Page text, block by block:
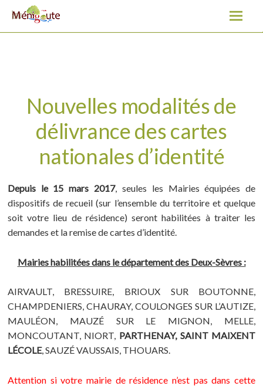
Nouvelles modalités de délivrance des cartes nationales
d’identitéA
l
u
c
o
n
e
n
Nouvelles modalités de
délivrance des cartes
nationales d’identité
Depuis le 15 mars 2017, seules les Mairies équipées de
dispositifs de recueil (sur l’ensemble du territoire et quelque
soit votre lieu de résidence) seront habilitées à traiter les
demandes et la remise de cartes d’identité.
Mairies habilitées dans le département des Deux-Sèvres :
AIRVAULT, BRESSUIRE, BRIOUX SUR BOUTONNE,
CHAMPDENIERS, CHAURAY, COULONGES SUR L’AUTIZE,
MAULÉON, MAUZÉ SUR LE MIGNON, MELLE,
MONCOUTANT, NIORT, PARTHENAY, SAINT MAIXENT
LÉCOLE, SAUZÉ VAUSSAIS, THOUARS.
Attention si votre mairie de résidence n’est pas dans cette